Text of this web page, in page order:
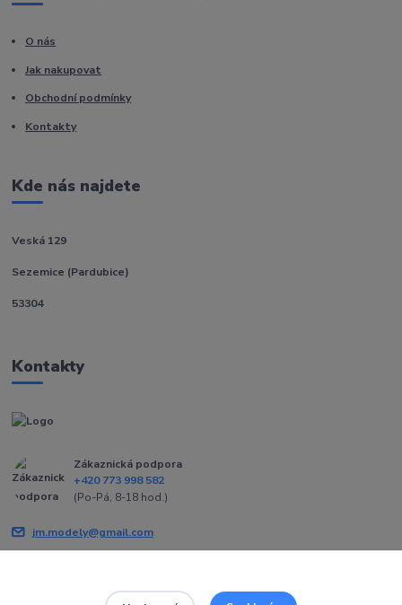
O nás
Jak nakupovat
Obchodní podmínky
Kontakty
Kde nás najdete
Veská 129
Sezemice (Pardubice)
53304
Kontakty
Zákaznická podpora
+420 773 998 582
(Po-Pá, 8-18 hod.)
jm.modely@gmail.com